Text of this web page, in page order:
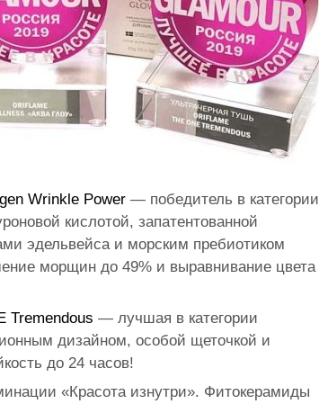
Wrinkle Power — победитель в категории
кислотой, запатентованной
эдельвейса и морским пребиотиком
морщин до 49% и выравнивание цвета
Tremendous — лучшая в категории
дизайном, особой щеточкой и
до 24 часов!
«Красота изнутри». Фитокерамиды